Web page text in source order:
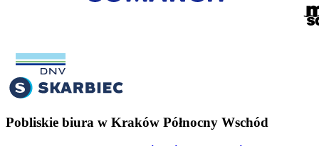
Pobliskie biura w Kraków Północny Wschód